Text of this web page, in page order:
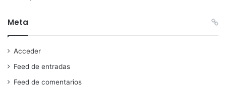
Meta
Acceder
Feed de entradas
Feed de comentarios